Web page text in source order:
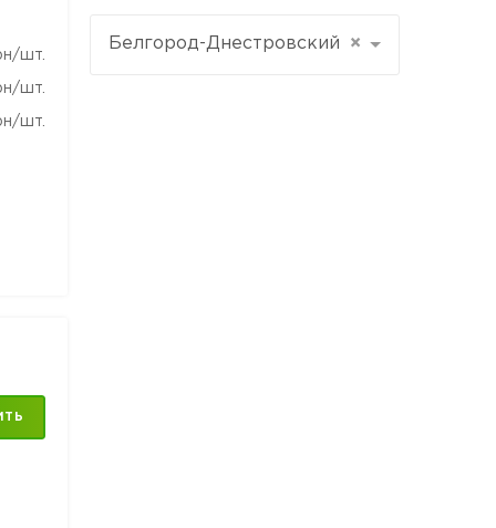
шт.
шт.
шт.
×
Белгород-Днестровский